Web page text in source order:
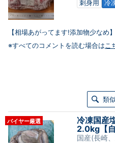
刺身用 冷
【相場あがってます!添加物少なめ
※すべてのコメントを読む場合はこ
類
バイヤー厳選
冷凍国産
2.0kg【自
国産(長崎